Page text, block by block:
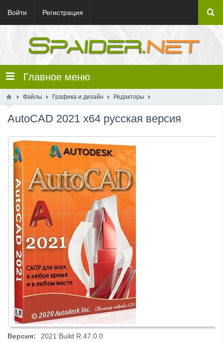
Войти Регистрация
Главное меню
Файлы Графика и дизайн Редакторы
AutoCAD 2021 x64 русская версия
Версия:
2021 Build R.47.0.0